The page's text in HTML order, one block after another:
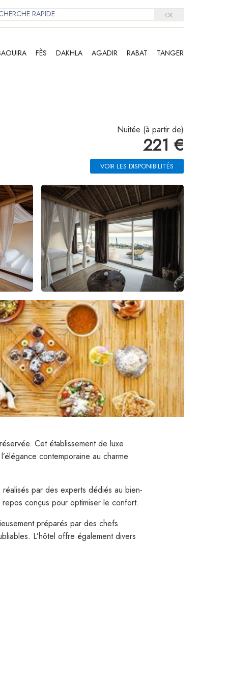
OK
FÈS DAKHLA AGADIR RABAT TANGER
Nuitée (à partir de)
221 €
VOIR LES DISPONIBILITÉS
Cet établissement de luxe
contemporaine au charme
par des experts dédiés au bien-
conçus pour optimiser le confort.
préparés par des chefs
L’hôtel offre également divers